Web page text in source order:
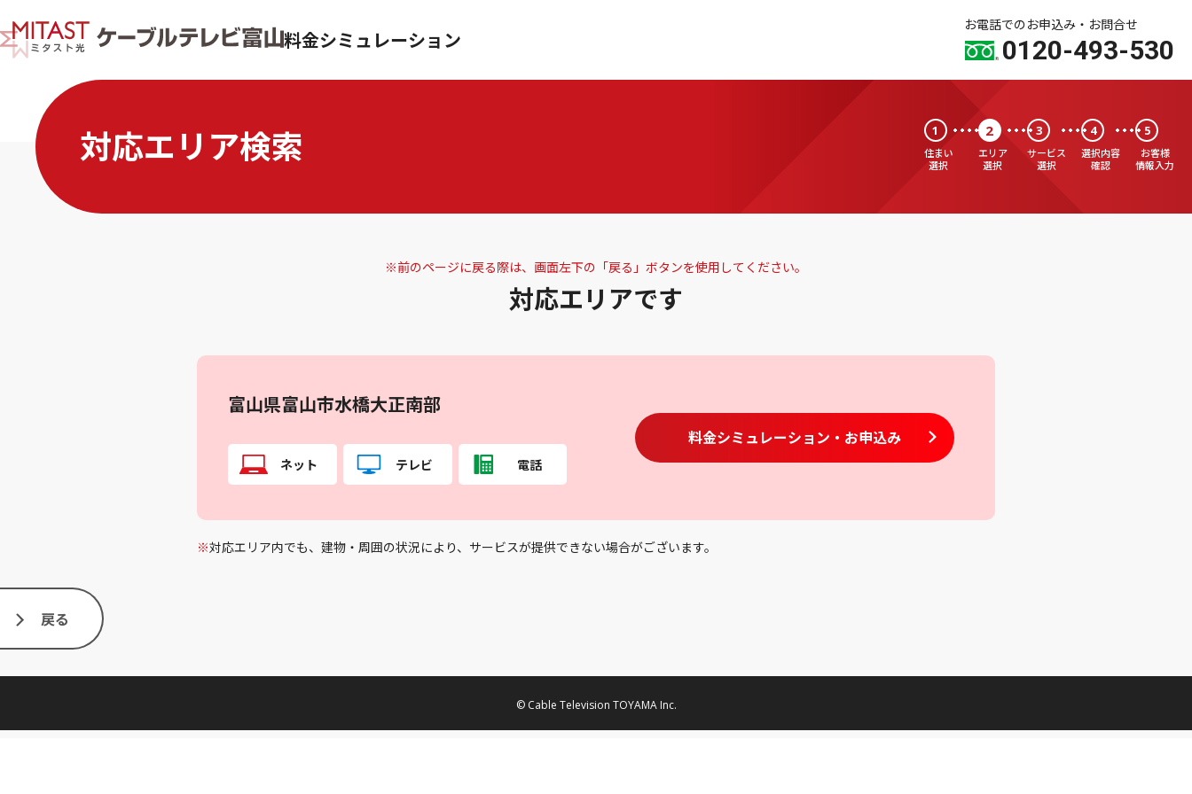
料金シミュレーション
お電話でのお申込み・お問合せ
0120-493-530
対応エリア検索 1
住まい
選択
2
エリア
選択
3
サービス
選択
4
選択内容
確認
5
お客様
情報入力
※前のページに戻る際は、画面左下の「戻る」ボタンを使用してください。
対応エリアです
富山県富山市水橋大正南部
ネット テレビ 電話
料金シミュレーション ・お申込み
※対応エリア内でも、建物・周囲の状況により、サービスが提供できない場合がございます。
戻る
© Cable Television TOYAMA Inc.